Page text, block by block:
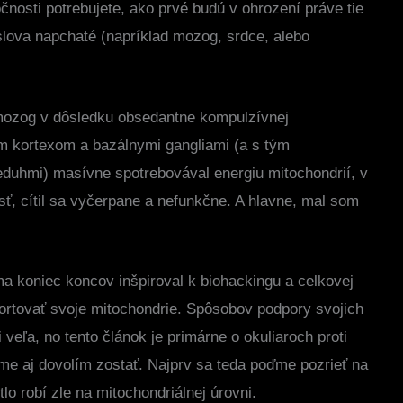
potrebujete, ako prvé budú v ohrození práve tie
napchaté (napríklad mozog, srdce, alebo
v dôsledku obsedantne kompulzívnej
kortexom a bazálnymi gangliami (a s tým
masívne spotrebovával energiu mitochondrií, v
cítil sa vyčerpane a nefunkčne. A hlavne, mal som
koniec koncov inšpiroval k biohackingu a celkovej
svoje mitochondrie. Spôsobov podpory svojich
no tento článok je primárne o okuliaroch proti
aj dovolím zostať. Najprv sa teda poďme pozrieť na
robí zle na mitochondriálnej úrovni.